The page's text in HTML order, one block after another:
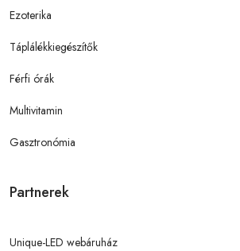
Ezoterika
Táplálékkiegészítők
Férfi órák
Multivitamin
Gasztronómia
Partnerek
Unique-LED webáruház